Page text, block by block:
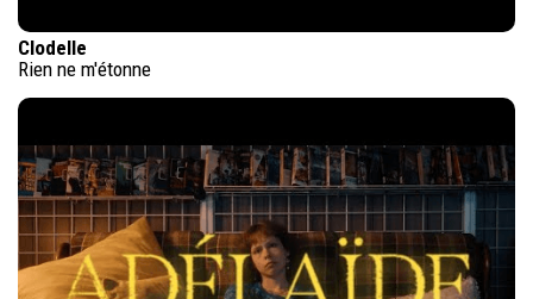
Clodelle
Rien ne m'étonne